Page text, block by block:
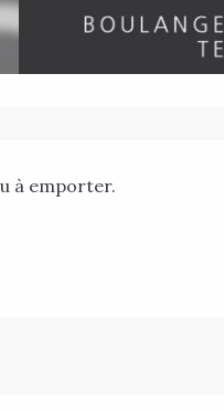
à emporter.